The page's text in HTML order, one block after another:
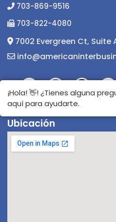
703-869-9516
703-822-4080
7002 Evergreen Ct, Suite
Ubicación
¡Hola! 👋! ¿Tienes alguna
aquí para ayudarte.